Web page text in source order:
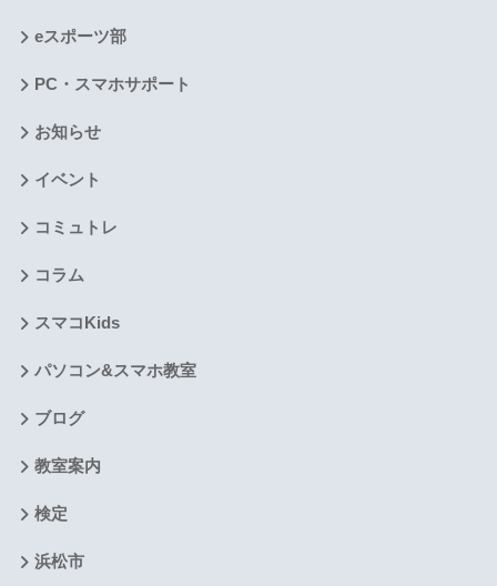
eスポーツ部
PC・スマホサポート
お知らせ
イベント
コミュトレ
コラム
スマコKids
パソコン&スマホ教室
ブログ
教室案内
検定
浜松市